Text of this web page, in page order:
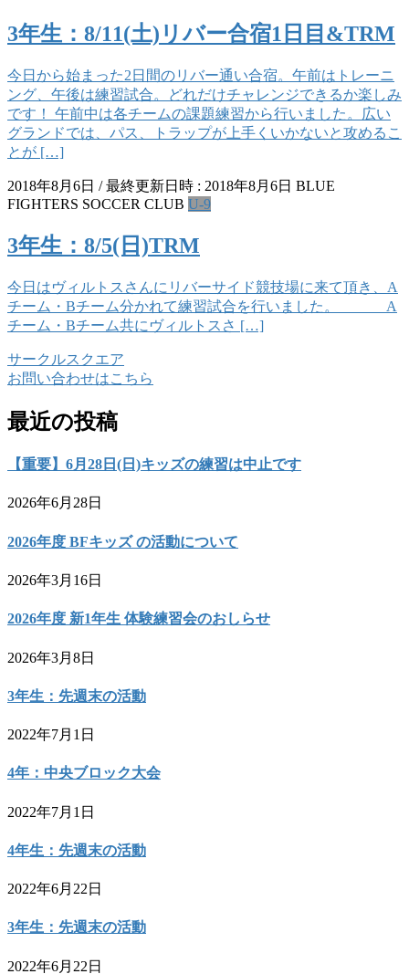
3年生：8/11(土)リバー合宿1日目&TRM
今日から始まった2日間のリバー通い合宿。午前はトレーニ
ング、午後は練習試合。どれだけチャレンジできるか楽しみ
です！ 午前中は各チームの課題練習から行いました。広い
グランドでは、パス、トラップが上手くいかないと攻めるこ
とが […]
2018年8月6日 / 最終更新日時 : 2018年8月6日 BLUE
FIGHTERS SOCCER CLUB U-9
3年生：8/5(日)TRM
今日はヴィルトスさんにリバーサイド競技場に来て頂き、A
チーム・Bチーム分かれて練習試合を行いました。 A
チーム・Bチーム共にヴィルトスさ […]
サークルスクエア
お問い合わせはこちら
最近の投稿
【重要】6月28日(日)キッズの練習は中止です
2026年6月28日
2026年度 BFキッズ の活動について
2026年3月16日
2026年度 新1年生 体験練習会のおしらせ
2026年3月8日
3年生：先週末の活動
2022年7月1日
4年：中央ブロック大会
2022年7月1日
4年生：先週末の活動
2022年6月22日
3年生：先週末の活動
2022年6月22日